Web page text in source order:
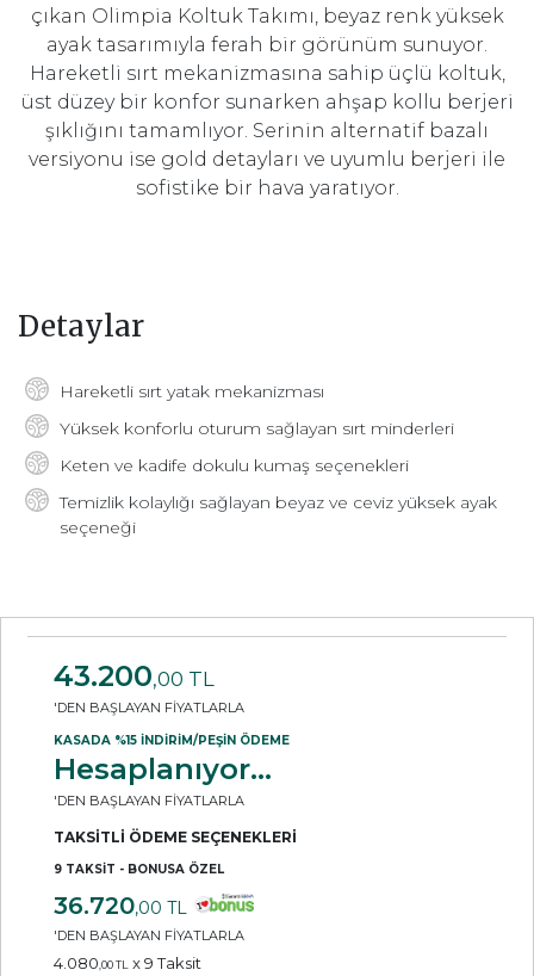
çıkan Olimpia Koltuk Takımı, beyaz renk yüksek
ayak tasarımıyla ferah bir görünüm sunuyor.
Hareketli sırt mekanizmasına sahip üçlü koltuk,
üst düzey bir konfor sunarken ahşap kollu berjeri
şıklığını tamamlıyor. Serinin alternatif bazalı
versiyonu ise gold detayları ve uyumlu berjeri ile
sofistike bir hava yaratıyor.
Detaylar
Hareketli sırt yatak mekanizması
Yüksek konforlu oturum sağlayan sırt minderleri
Keten ve kadife dokulu kumaş seçenekleri
Temizlik kolaylığı sağlayan beyaz ve ceviz yüksek ayak
seçeneği
43.200,00 TL
'DEN BAŞLAYAN FİYATLARLA
KASADA %15 İNDİRİM/PEŞİN ÖDEME
Hesaplanıyor...
'DEN BAŞLAYAN FİYATLARLA
TAKSİTLİ ÖDEME SEÇENEKLERİ
9 TAKSİT - BONUSA ÖZEL
36.720,00 TL
'DEN BAŞLAYAN FİYATLARLA
4.080 ,00 TL x 9 Taksit